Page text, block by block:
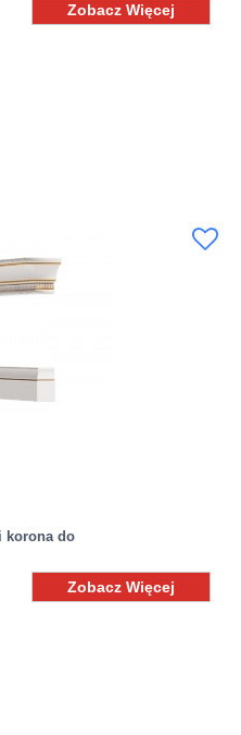
Zobacz Więcej
korona do
Zobacz Więcej